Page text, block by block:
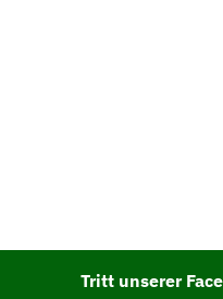
Tritt unserer